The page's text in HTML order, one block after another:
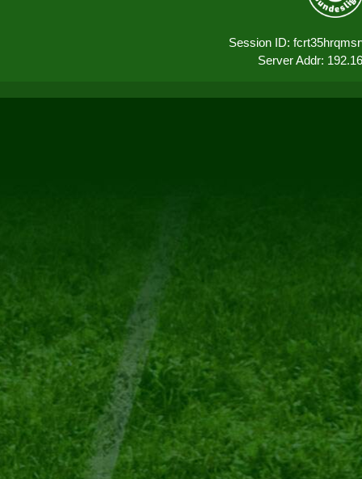
Session ID:
Server Addr: